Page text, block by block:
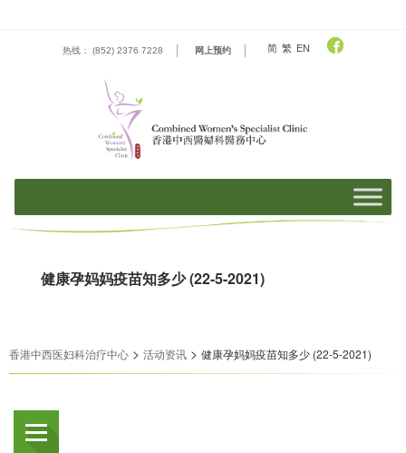
热线： (852) 2376 7228 网上预约 简 繁 EN
健康孕妈妈疫苗知多少 (22-5-2021)
香港中西医妇科治疗中心 > 活动资​​讯 > 健康孕妈妈疫苗知多少 (22-5-2021)